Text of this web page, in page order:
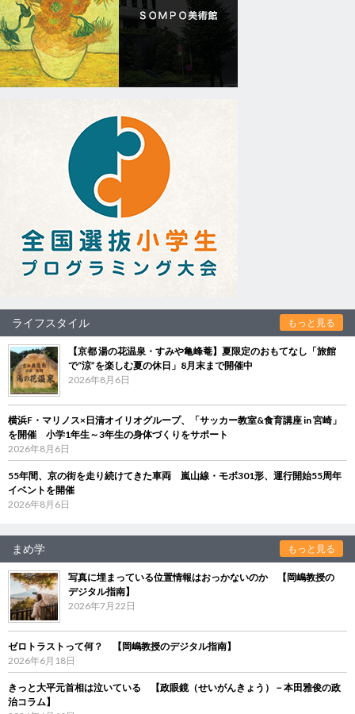
ライフスタイル もっと見る
【京都 湯の花温泉・すみや亀峰菴】夏限定のおもてなし「旅館
で“涼”を楽しむ夏の休日」8月末まで開催中
2026年8月6日
横浜F・マリノス×日清オイリオグループ、「サッカー教室&食育講座 in 宮崎」
を開催 小学1年生～3年生の身体づくりをサポート
2026年8月6日
55年間、京の街を走り続けてきた車両 嵐山線・モボ301形、運行開始55周年
イベントを開催
2026年8月6日
まめ学 もっと見る
写真に埋まっている位置情報はおっかないのか 【岡嶋教授の
デジタル指南】
2026年7月22日
ゼロトラストって何？ 【岡嶋教授のデジタル指南】
2026年6月18日
きっと大平元首相は泣いている 【政眼鏡（せいがんきょう）－本田雅俊の政
治コラム】